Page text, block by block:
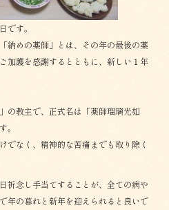
です。
納めの薬師」とは、その年の最後の薬
加護を感謝するとともに、新しい１年
の教主で、正式名は「薬師瑠璃光如
。
でなく、精神的な苦痛までも取り除く
祈念し手当てすることが、全ての病や
年の暮れと新年を迎えられると良いで